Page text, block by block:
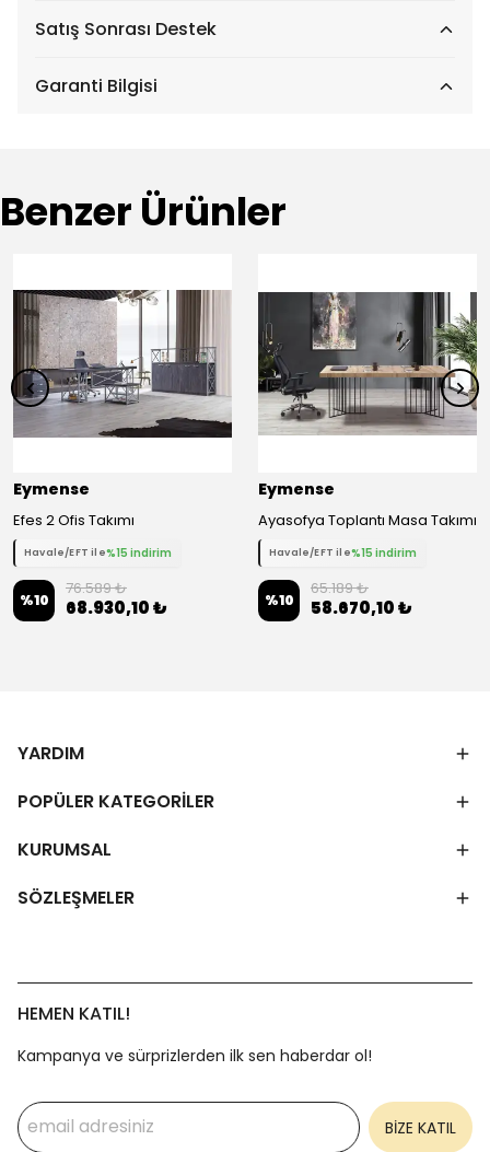
Satış Sonrası Destek
Garanti Bilgisi
Benzer Ürünler
Eymense
Efes 2 Ofis Takımı
Havale/EFT ile%15 indirim
%10
76.589 ₺
68.930,10 ₺
Eymense
Ayasofya Toplantı Masa Takımı
Havale/EFT ile%15 indirim
%10
65.189 ₺
58.670,10 ₺
YARDIM
POPÜLER KATEGORİLER
KURUMSAL
SÖZLEŞMELER
HEMEN KATIL!
Kampanya ve sürprizlerden ilk sen haberdar ol!
BİZE KATIL